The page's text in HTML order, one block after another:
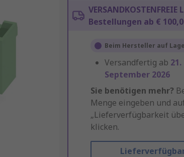
Bestellungen ab €
Beim Hersteller auf
Versandfertig ab 21.
September 2026
Sie benötigen mehr?
Menge eingeben und
„Lieferverfügbarkeit
klicken.